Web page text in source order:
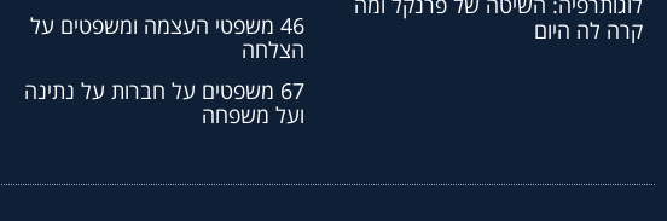
קרה לה היום
46 משפטי העצמה ומשפטים על
הצלחה
67 משפטים על חברות על נתינה
ועל משפחה